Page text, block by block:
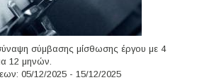
σύμβασης μίσθωσης έργου με 4
12 μηνών.
05/12/2025 - 15/12/2025